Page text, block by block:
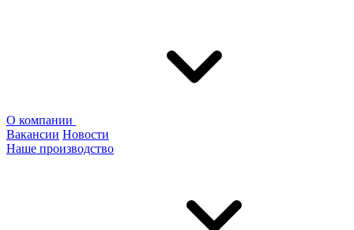
О компании
Вакансии Новости
Наше производство